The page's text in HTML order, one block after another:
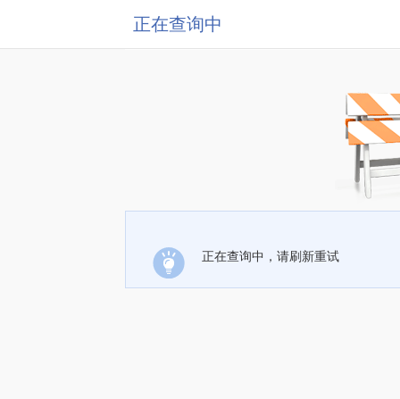
正在查询中
正在查询中，请刷新重试